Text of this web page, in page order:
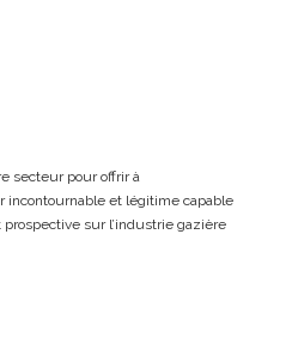
secteur pour offrir à
incontournable et légitime capable
sur l’industrie gazière